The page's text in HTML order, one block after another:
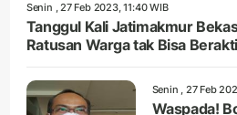
Senin , 27 Feb 2023, 11:40 WIB
Tanggul Kali Jatimakmur
Ratusan Warga tak Bisa
Senin , 27 Feb
Waspada!